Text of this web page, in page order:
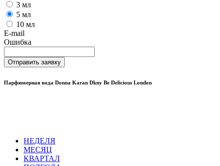
3 мл
5 мл
10 мл
E-mail
Ошибка
Отправить заявку
Парфюмерная вода Donna Karan Dkny Be Delicious London
НЕДЕЛЯ
МЕСЯЦ
КВАРТАЛ